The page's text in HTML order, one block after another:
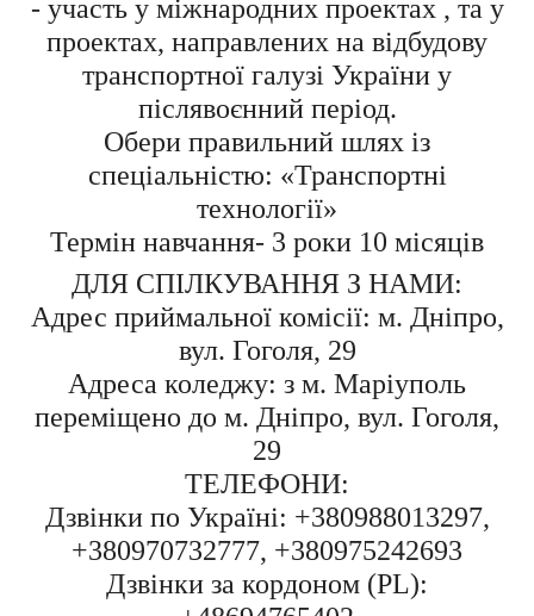
- участь у міжнародних проектах , та у
проектах, направлених на відбудову
транспортної галузі України у
післявоєнний період.
Обери правильний шлях із
спеціальністю: «Транспортні
технології»
Термін навчання- 3 роки 10 місяців
ДЛЯ СПІЛКУВАННЯ З НАМИ:
Адрес приймальної комісії: м. Дніпро,
вул. Гоголя, 29
Адреса коледжу: з м. Маріуполь
переміщено до м. Дніпро, вул. Гоголя,
29
ТЕЛЕФОНИ:
Дзвінки по Україні: +380988013297,
+380970732777, +380975242693
Дзвінки за кордоном (PL):